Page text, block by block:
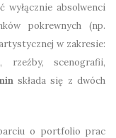
wyłącznie absolwenci
pokrewnych (np.
w zakresie:
rzeźby, scenografii,
składa się z dwóch
o portfolio prac